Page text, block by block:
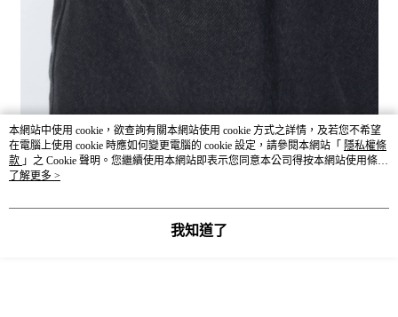
本網站中使用 cookie，欲查詢有關本網站使用 cookie 方式之詳情，及若您不希望
在電腦上使用 cookie 時應如何變更電腦的 cookie 設定，請參閱本網站「 隱私權條
款 」之 Cookie 聲明。您繼續使用本網站即表示您同意本公司得按本網站使用條款
之 Cookie 聲明使用 cookie。
了解更多 >
我知道了